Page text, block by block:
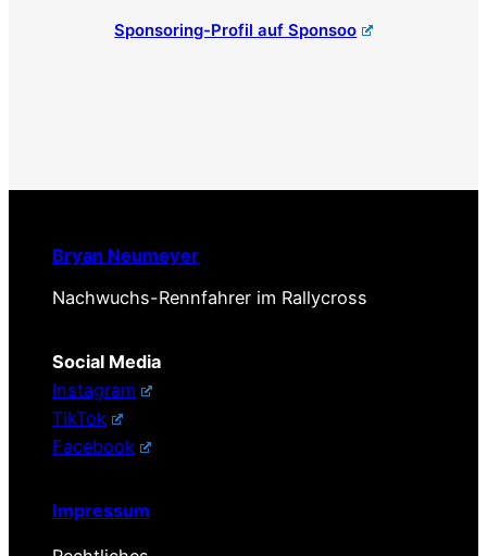
Sponsoring-Profil auf Sponsoo
Bryan Neumeyer
Nachwuchs-Rennfahrer im Rallycross
Social Media
Instagram
TikTok
Facebook
Impressum